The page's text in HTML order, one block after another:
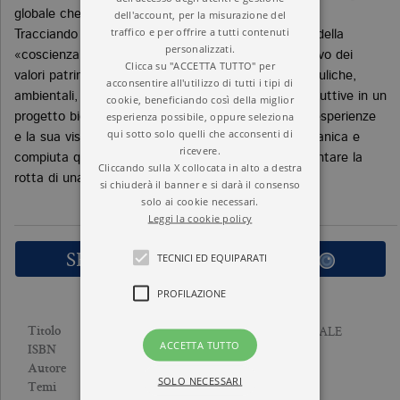
globale che stiamo vivendo.
Tracciando un percorso che, attraverso la crescita della
«coscienza di luogo», va dal riconoscimento collettivo dei
valori patrimoniali alla integrazione delle culture idrauliche,
ambientali, urbane, agroforestali energetiche e produttive in un
progetto bio-regionale, Magnaghi condensa le sue esperienze
e la sua visione complessiva definendo in forma organica e
compiuta quel «principio territoriale» che potrà orientare la
rotta di una futura civilizzazione eco-territorialista.
SFOGLIA LE PRIME PAGINE
Titolo IL PRINCIPIO TERRITORIALE
ISBN 9788833934884
Autore
Temi ANTROPOLOGIA
dell'account, per la misurazione del
traffico e per offrire a tutti contenuti
personalizzati.
Clicca su "ACCETTA TUTTO" per
acconsentire all'utilizzo di tutti i tipi di
cookie, beneficiando così della miglior
esperienza possibile, oppure seleziona
qui sotto solo quelli che acconsenti di
ricevere.
Cliccando sulla X collocata in alto a destra
si chiuderà il banner e si darà il consenso
solo ai cookie necessari.
Leggi la cookie policy
TECNICI ED EQUIPARATI
PROFILAZIONE
ACCETTA TUTTO
SOLO NECESSARI